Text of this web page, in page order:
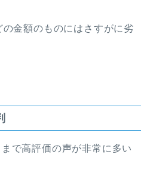
金額のものにはさすがに劣
で高評価の声が非常に多い